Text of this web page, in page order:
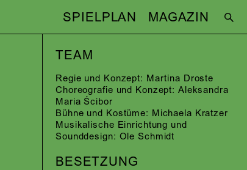
SPIELPLAN MAGAZIN
TEAM
Regie und Konzept: Martina Droste
Choreografie und Konzept: Aleksandra
Maria Ścibor
Bühne und Kostüme: Michaela Kratzer
Musikalische Einrichtung und
Sounddesign: Ole Schmidt
BESETZUNG